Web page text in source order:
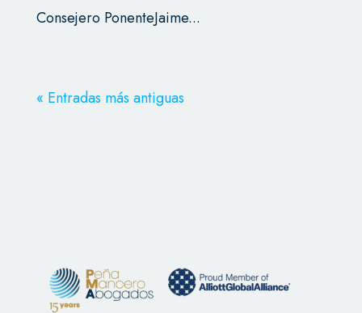
Consejero PonenteJaime...
« Entradas más antiguas